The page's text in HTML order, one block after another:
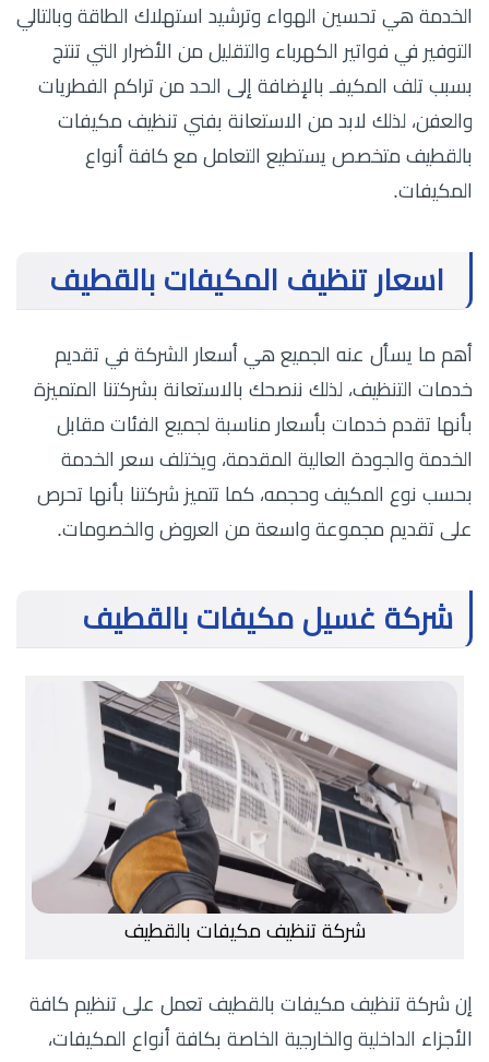
الخدمة هي تحسين الهواء وترشيد استهلاك الطاقة وبالتالي
التوفير في فواتير الكهرباء والتقليل من الأضرار التي تنتج
بسبب تلف المكيفـ بالإضافة إلى الحد من تراكم الفطريات
والعفن، لذلك لابد من الاستعانة بفني تنظيف مكيفات
بالقطيف متخصص يستطيع التعامل مع كافة أنواع
المكيفات.
اسعار تنظيف المكيفات بالقطيف
أهم ما يسأل عنه الجميع هي أسعار الشركة في تقديم
خدمات التنظيف، لذلك ننصحك بالاستعانة بشركتنا المتميزة
بأنها تقدم خدمات بأسعار مناسبة لجميع الفئات مقابل
الخدمة والجودة العالية المقدمة، ويختلف سعر الخدمة
بحسب نوع المكيف وحجمه، كما تتميز شركتنا بأنها تحرص
على تقديم مجموعة واسعة من العروض والخصومات.
شركة غسيل مكيفات بالقطيف
شركة تنظيف مكيفات بالقطيف
إن شركة تنظيف مكيفات بالقطيف تعمل على تنظيم كافة
الأجزاء الداخلية والخارجية الخاصة بكافة أنواع المكيفات،